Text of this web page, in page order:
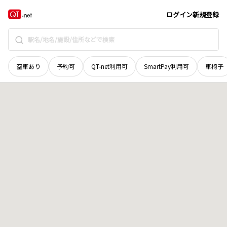
ログイン新規登録
空車あり 予約可 QT-net利用可 SmartPay利用可 車椅子
京都府